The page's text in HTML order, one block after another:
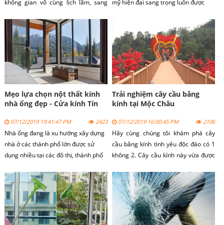
không gian vô cùng lịch lãm, sang
bạn dễ dàng hơn trong việc lưu
thông không khí và kết nối với bên
ngoài.
mỹ hiện đại sang trọng luôn được
ngăn kính có độ bền, chịu nhiệt, cách
âm cao, dễ dàng lắp đặt.
Mẹo lựa chọn nột thất kính
nhà ống đẹp - Cửa kính Tín
07/12/2019 19:41:47 PM 2423
Nhà ống đang là xu hướng xây dựng
nhà ở các thành phố lớn được sử
dụng nhiều tại các đô thị, thành phố
Bài viết chia sẻ một số loại kính
cường lực thường sử dụng cho nhà
ống.
Trải nghiệm cây cầu bằng
kính tại Mộc Châu
07/12/2019 16:00:45 PM 2106
Hãy cùng chúng tôi khám phá cây
cầu bằng kính tình yêu độc đáo có 1
không 2. Cây cầu kính này vừa được
dựng tại khu vực Thác Dải Yếm, xã
Mường Sang, huyện Mộc Châu, Sơn